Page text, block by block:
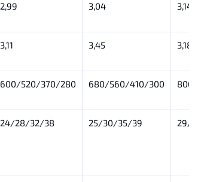
2,99 3,04 3,14
3,11 3,45 3,18
600/520/370/280 680/560/410/300
24/28/32/38 25/30/35/39 29/